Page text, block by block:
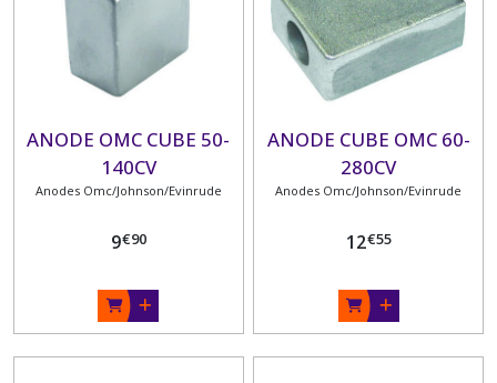
ANODE OMC CUBE 50-
140CV
Anodes Omc/Johnson/Evinrude
9€90
ANODE CUBE OMC 60-
280CV
Anodes Omc/Johnson/Evinrude
12€55